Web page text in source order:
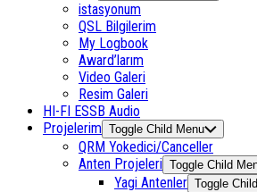
istasyonum
QSL Bilgilerim
My Logbook
Award’larım
Video Galeri
Resim Galeri
HI-FI ESSB Audio
Projelerim Toggle Child Menu
QRM Yokedici/Canceller
Anten Projeleri Toggle Child
Yagi Antenler Toggle